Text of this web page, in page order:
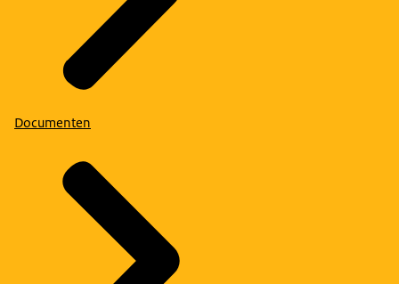
Documenten